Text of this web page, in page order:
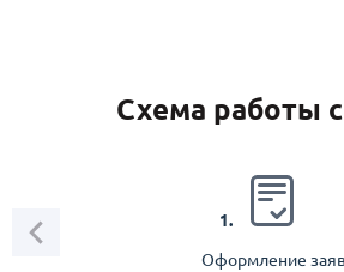
Схема работы
1.
Оформление